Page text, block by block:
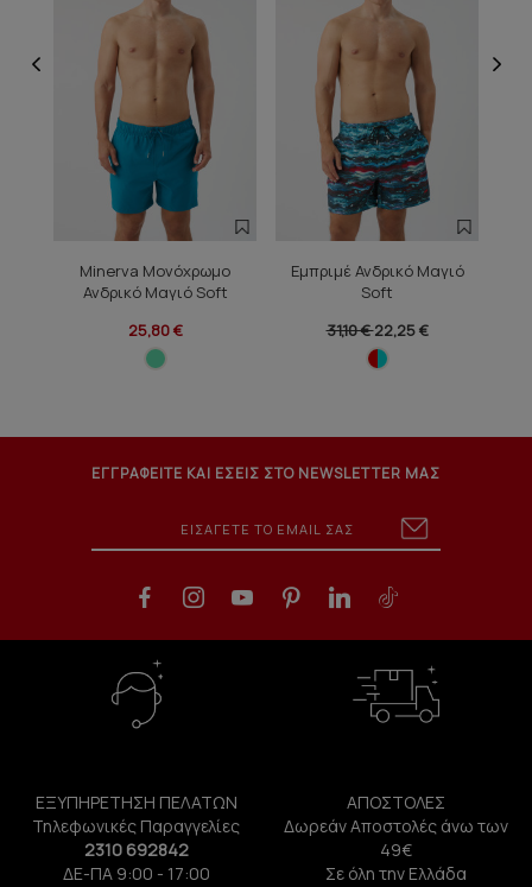
Minerva Μονόχρωμο
Ανδρικό Μαγιό Soft
25,80 €
Εμπριμέ Ανδρικό Μαγιό
Soft
31,10 €22,25 €
ΕΓΓΡΑΦΕΙΤΕ ΚΑΙ ΕΣΕΙΣ ΣΤΟ NEWSLETTER ΜΑΣ
ΕΞΥΠΗΡΕΤΗΣΗ ΠΕΛΑΤΩΝ
Τηλεφωνικές Παραγγελίες
2310 692842
ΔΕ-ΠΑ 9:00 - 17:00
ΑΠΟΣΤΟΛΕΣ
Δωρεάν Αποστολές άνω των
49€
Σε όλη την Ελλάδα